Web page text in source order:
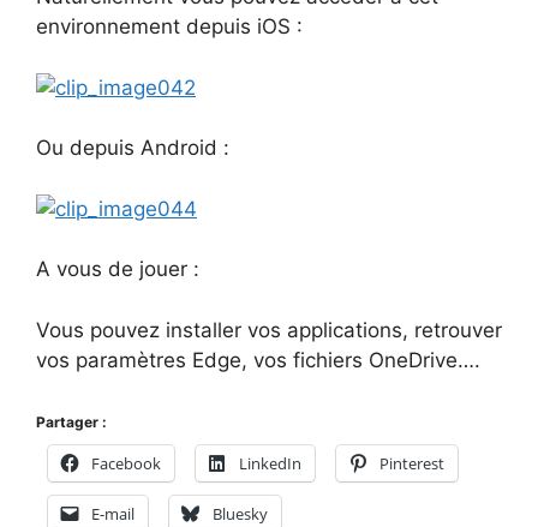
environnement depuis iOS :
Ou depuis Android :
A vous de jouer :
Vous pouvez installer vos applications, retrouver
vos paramètres Edge, vos fichiers OneDrive….
Partager :
Facebook LinkedIn Pinterest
E-mail Bluesky